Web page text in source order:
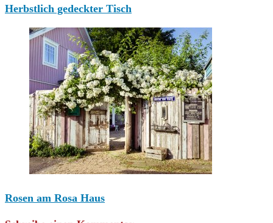
Herbstlich gedeckter Tisch
Rosen am Rosa Haus